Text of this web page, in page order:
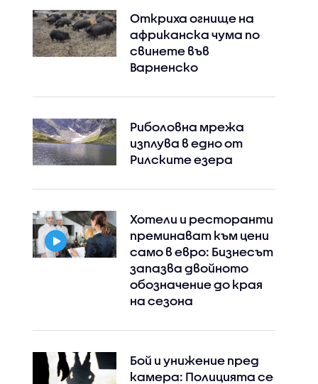
Откриха огнище на
африканска чума по
свинете във
Варненско
Риболовна мрежа
изплува в едно от
Рилските езера
Хотели и ресторанти
преминават към цени
само в евро: Бизнесът
запазва двойното
обозначение до края
на сезона
Бой и унижение пред
камера: Полицията се